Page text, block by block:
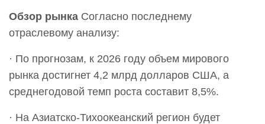
Обзор рынка Согласно последнему
отраслевому анализу:
· По прогнозам, к 2026 году объем мирового
рынка достигнет 4,2 млрд долларов США, а
среднегодовой темп роста составит 8,5%.
· На Азиатско-Тихоокеанский регион будет